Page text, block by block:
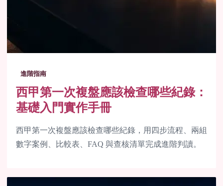
進階指南
西甲第一次複盤應該檢查哪些紀錄：
基礎入門實作手冊
西甲第一次複盤應該檢查哪些紀錄，用四步流程、兩組
數字案例、比較表、FAQ 與查核清單完成進階判讀。